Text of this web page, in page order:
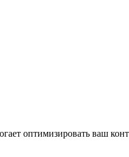
оптимизировать ваш